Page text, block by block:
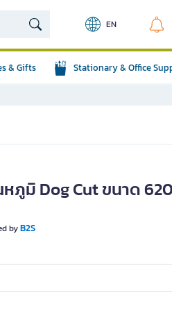
EN
& Gifts Stationary & Office
ภูมิ Dog Cut ขนาด
byB2S